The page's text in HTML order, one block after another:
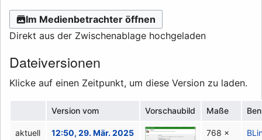
Im Medienbetrachter öffnen
Direkt aus der Zwischenablage hochgeladen
Dateiversionen
Klicke auf einen Zeitpunkt, um diese Version zu laden.
Version vom Vorschaubild Maße
aktuell 12:50, 29. Mär. 2025
768 ×